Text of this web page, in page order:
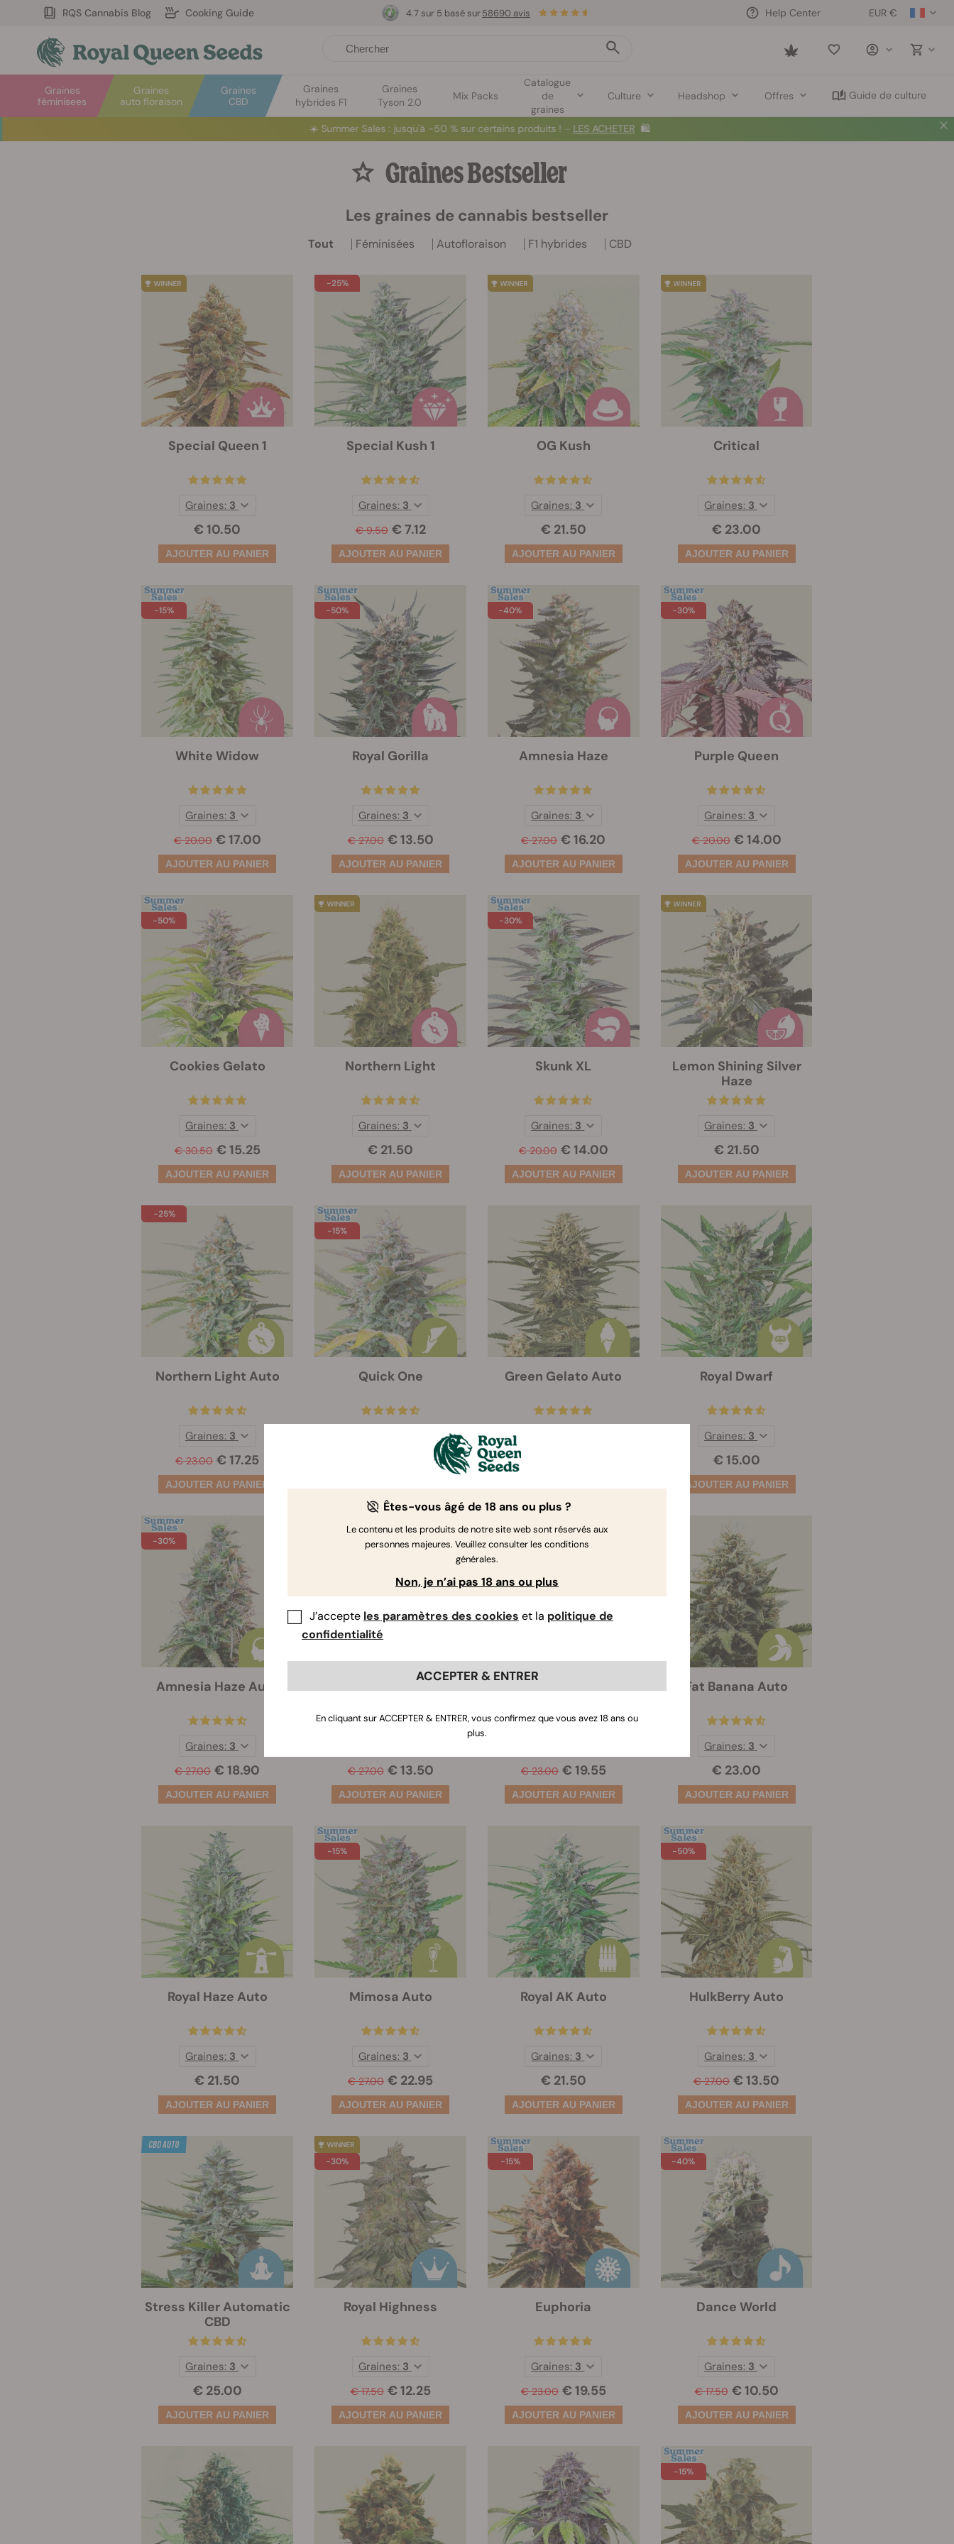
RQS Cannabis Blog Cooking Guide EUR €
Help Center
Saved
Graines
auto floraison
Graines
féminisees
Graines
CBD
Graines
hybrides F1
Graines
Tyson 2.0
Mix Packs
Catalogue
de
graines
Culture Headshop Offres Guide de culture
4.7 sur 5 basé sur58690 avis
☀️ Summer Sales: jusqu'à -50 % sur certains produits ! ⏤ LES ACHETER 🛍️
Graines Bestseller
Les graines de cannabis bestseller
Tout Féminisées Autofloraison F1 hybrides CBD
Special Queen 1
€ 10.50
Graines: 3
-25%
Special Kush 1
€ 9.50 € 7.12
Graines: 3
OG Kush
€ 21.50
Graines: 3
Critical
€ 23.00
Graines: 3
-15%
White Widow
€ 20.00 € 17.00
Graines: 3
-50%
Royal Gorilla
€ 27.00 € 13.50
Graines: 3
-40%
Amnesia Haze
€ 27.00 € 16.20
Graines: 3
-30%
Purple Queen
€ 20.00 € 14.00
Graines: 3
-50%
Cookies Gelato
€ 30.50 € 15.25
Graines: 3
Northern Light
€ 21.50
Graines: 3
-30%
Skunk XL
€ 20.00 € 14.00
Graines: 3
Lemon Shining Silver
Haze
€ 21.50
Graines: 3
-25%
Northern Light Auto
€ 23.00 € 17.25
Graines: 3
-15%
Quick One Green Gelato Auto Royal Dwarf
€ 15.00
Graines: 3
-30%
Amnesia Haze Auto
€ 27.00 € 18.90
Graines: 3
Royal Gorilla Auto
€ 27.00 € 13.50
-15%
White Widow Auto
€ 23.00 € 19.55
Fat Banana Auto
€ 23.00
Graines: 3
Royal Haze Auto
€ 21.50
Graines: 3
-15%
Mimosa Auto
€ 27.00 € 22.95
Graines: 3
Royal AK Auto
€ 21.50
Graines: 3
-50%
HulkBerry Auto
€ 27.00 € 13.50
Graines: 3
Stress Killer Automatic
CBD
€ 25.00
Graines: 3
-30%
Royal Highness
€ 17.50 € 12.25
Graines: 3
-15%
Euphoria
€ 23.00 € 19.55
Graines: 3
-40%
Dance World
€ 17.50 € 10.50
Graines: 3
-15%
Êtes-vous âgé de 18 ans ou plus ?
Le contenu et les produits de notre site web sont réservés aux
personnes majeures. Veuillez consulter les conditions
générales.
Non, je n’ai pas 18 ans ou plus
J’accepte les paramètres des cookies et la politique de
confidentialité
ACCEPTER & ENTRER
En cliquant sur ACCEPTER & ENTRER, vous confirmez que vous avez 18 ans ou
plus.